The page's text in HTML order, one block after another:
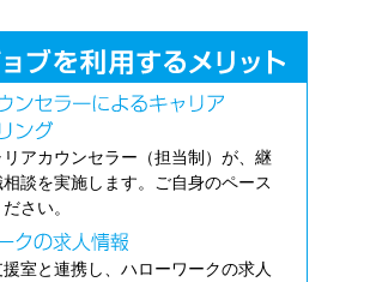
アカウンセラー（担当制）が、継
談を実施します。ご自身のペース
さい。
室と連携し、ハローワークの求人